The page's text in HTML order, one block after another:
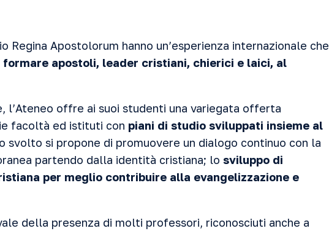
Regina Apostolorum hanno un’esperienza internazionale che
formare apostoli, leader cristiani, chierici e laici, al
l’Ateneo offre ai suoi studenti una variegata offerta
facoltà ed istituti con piani di studio sviluppati insieme al
svolto si propone di promuovere un dialogo continuo con la
partendo dalla identità cristiana; lo sviluppo di
per meglio contribuire alla evangelizzazione e
della presenza di molti professori, riconosciuti anche a